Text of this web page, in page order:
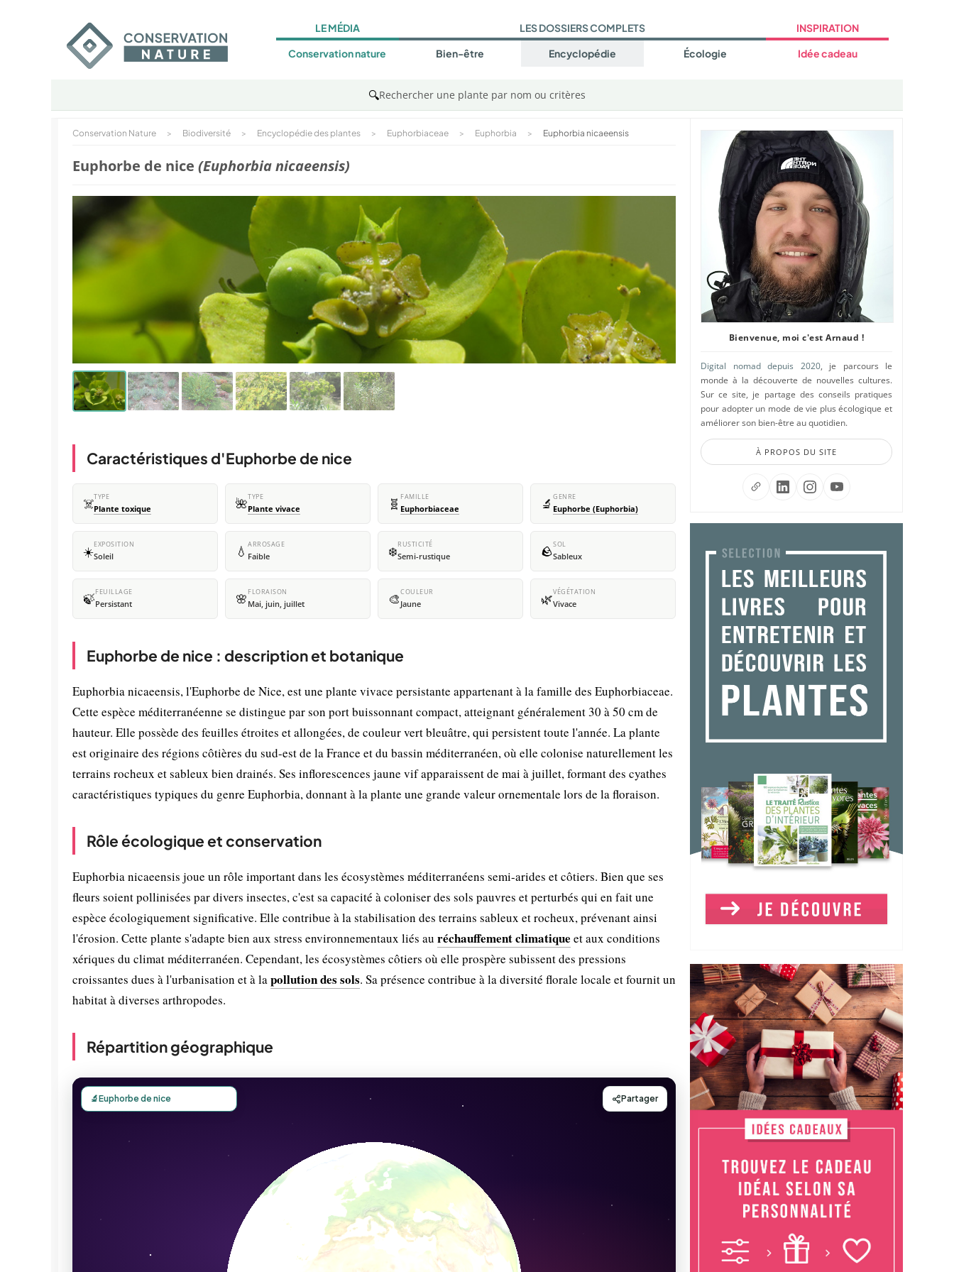
LE MÉDIA
Conservation nature
LES DOSSIERS COMPLETS
Bien-être Encyclopédie Écologie
INSPIRATION
Idée cadeau
🔍Rechercher une plante par nom ou critères
Conservation Nature > Biodiversité > Encyclopédie des plantes > Euphorbiaceae > Euphorbia > Euphorbia nicaeensis
Euphorbe de nice (Euphorbia nicaeensis)
Caractéristiques d'Euphorbe de nice
☠️TYPE
Plante toxique 🌺TYPE
Plante vivace 🧬 FAMILLE
Euphorbiaceae 🔬 GENRE
Euphorbe (Euphorbia)
☀️EXPOSITION
Soleil 💧 ARROSAGE
Faible ❄️RUSTICITÉ
Semi-rustique 🪨SOL
Sableux
🍃FEUILLAGE
Persistant 🌸 FLORAISON
Mai, juin, juillet 🎨COULEUR
Jaune 🌿VÉGÉTATION
Vivace
Euphorbe de nice : description et botanique
Euphorbia nicaeensis, l'Euphorbe de Nice, est une plante vivace persistante appartenant à la famille des Euphorbiaceae.
Cette espèce méditerranéenne se distingue par son port buissonnant compact, atteignant généralement 30 à 50 cm de
hauteur. Elle possède des feuilles étroites et allongées, de couleur vert bleuâtre, qui persistent toute l'année. La plante
est originaire des régions côtières du sud-est de la France et du bassin méditerranéen, où elle colonise naturellement les
terrains rocheux et sableux bien drainés. Ses inflorescences jaune vif apparaissent de mai à juillet, formant des cyathes
caractéristiques typiques du genre Euphorbia, donnant à la plante une grande valeur ornementale lors de la floraison.
Rôle écologique et conservation
Euphorbia nicaeensis joue un rôle important dans les écosystèmes méditerranéens semi-arides et côtiers. Bien que ses
fleurs soient pollinisées par divers insectes, c'est sa capacité à coloniser des sols pauvres et perturbés qui en fait une
espèce écologiquement significative. Elle contribue à la stabilisation des terrains sableux et rocheux, prévenant ainsi
l'érosion. Cette plante s'adapte bien aux stress environnementaux liés au réchauffement climatique et aux conditions
xériques du climat méditerranéen. Cependant, les écosystèmes côtiers où elle prospère subissent des pressions
croissantes dues à l'urbanisation et à lapollution des sols. Sa présence contribue à la diversité florale locale et fournit un
habitat à diverses arthropodes.
Répartition géographique
Bienvenue, moi c'est Arnaud !
Digital nomad depuis 2020, je parcours le
monde à la découverte de nouvelles cultures.
Sur ce site, je partage des conseils pratiques
pour adopter un mode de vie plus écologique et
améliorer son bien-être au quotidien.
À PROPOS DU SITE